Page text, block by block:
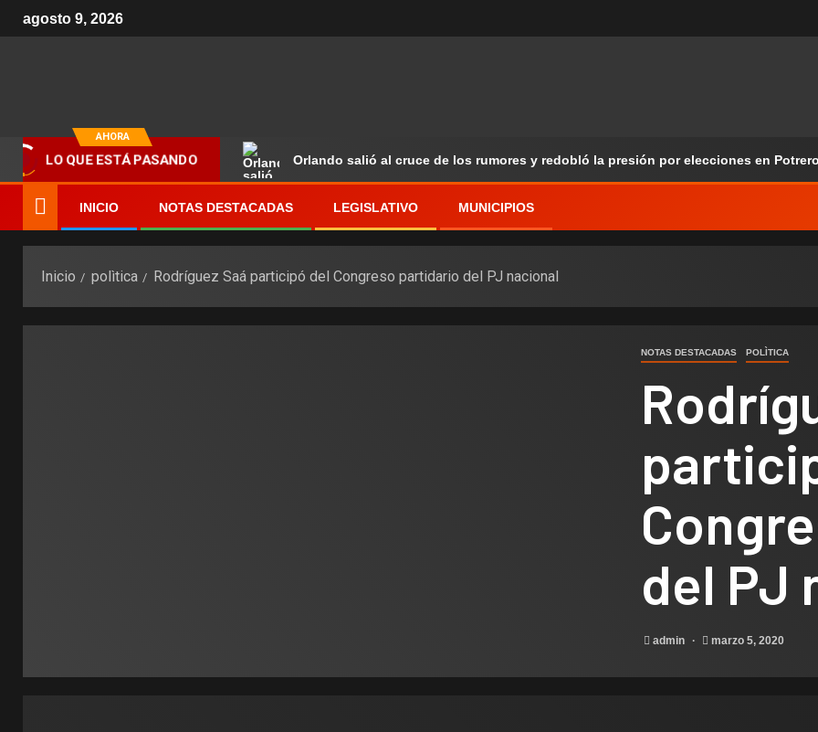
agosto 9, 2026
AHORA
LO QUE ESTÁ PASANDO Orlando salió al cruce de los rumores y redobló la presión por elecciones en
INICIO NOTAS DESTACADAS LEGISLATIVO MUNICIPIOS
Inicio polìtica Rodríguez Saá participó del Congreso partidario del PJ nacional
NOTAS DESTACADAS POLÌTICA
del PJ
admin marzo 5, 2020